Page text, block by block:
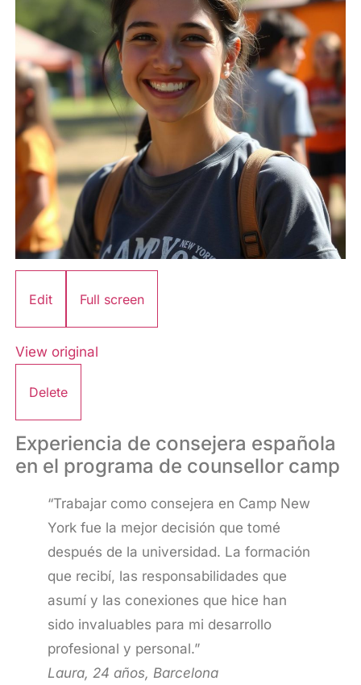
Edit Full screen
View original
Delete
Experiencia de consejera española
en el programa de counsellor camp
“Trabajar como consejera en Camp New
York fue la mejor decisión que tomé
después de la universidad. La formación
que recibí, las responsabilidades que
asumí y las conexiones que hice han
sido invaluables para mi desarrollo
profesional y personal.”
Laura, 24 años, Barcelona